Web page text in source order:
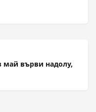
върви надолу,